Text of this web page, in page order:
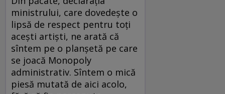
ministrului, care dovedeşte o
lipsă de respect pentru toţi
aceşti artişti, ne arată că
sîntem pe o planşetă pe care
se joacă Monopoly
administrativ. Sîntem o mică
piesă mutată de aici acolo,